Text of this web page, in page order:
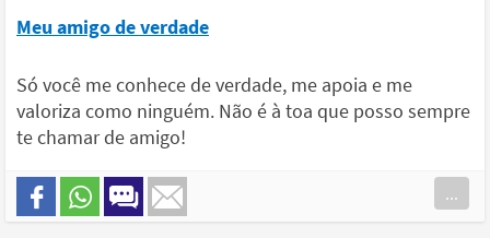
Meu amigo de verdade
Só você me conhece de verdade, me apoia e me
valoriza como ninguém. Não é à toa que posso sempre
te chamar de amigo!
...